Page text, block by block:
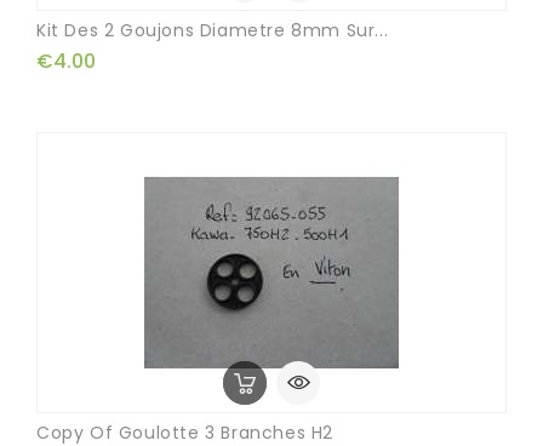
Kit Des 2 Goujons Diametre 8mm Sur...
€4.00
Copy Of Goulotte 3 Branches H2